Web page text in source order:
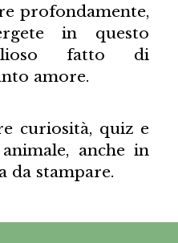
profondamente,
in questo
fatto di
amore.
curiosità, quiz e
anche in
da stampare.